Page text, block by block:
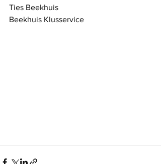
Ties Beekhuis
Beekhuis Klusservice